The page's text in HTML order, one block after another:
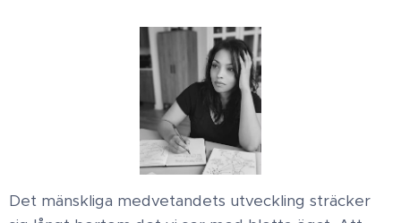
Det mänskliga medvetandets utveckling sträcker